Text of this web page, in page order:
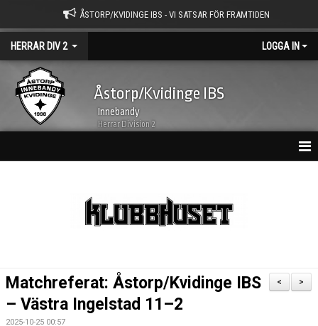
ÅSTORP/KVIDINGE IBS - VI SATSAR FÖR FRAMTIDEN
HERRAR DIV 2 LOGGA IN
Åstorp/Kvidinge IBS
Innebandy
Herrar Division 2
TRUPPEN
>
<
Matchreferat: Åstorp/Kvidinge IBS
– Västra Ingelstad 11–2
2025-10-25 00:57